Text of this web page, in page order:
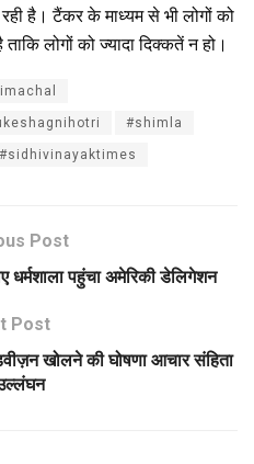
है। टैंकर के माध्यम से भी लोगों को
ताकि लोगों को ज्यादा दिक्कतें न हो।
#shimla
#sidhivinayaktimes
Post
धर्मशाला पहुंचा अमेरिकी डेलिगेशन
Post
खोलने की घोषणा आचार संहिता